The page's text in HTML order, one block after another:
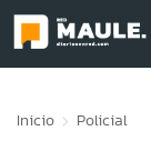
Inicio Policial